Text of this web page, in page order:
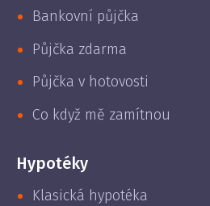
Bankovní půjčka
Půjčka zdarma
Půjčka v hotovosti
Co když mě zamítnou
Hypotéky
Klasická hypotéka